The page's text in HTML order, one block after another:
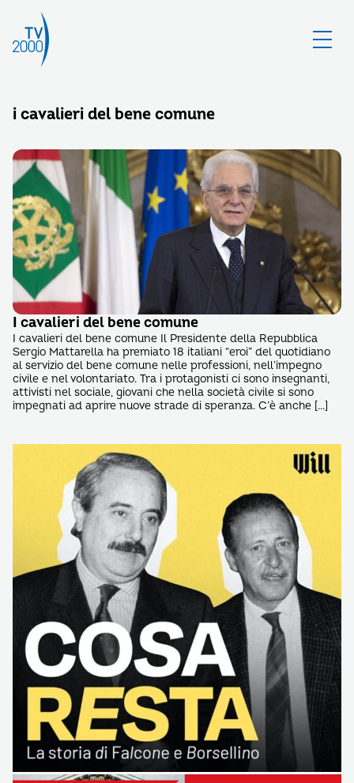
i cavalieri del bene comune
I cavalieri del bene comune
I cavalieri del bene comune Il Presidente della Repubblica
Sergio Mattarella ha premiato 18 italiani “eroi” del quotidiano
al servizio del bene comune nelle professioni, nell’impegno
civile e nel volontariato. Tra i protagonisti ci sono insegnanti,
attivisti nel sociale, giovani che nella società civile si sono
impegnati ad aprire nuove strade di speranza. C’è anche […]